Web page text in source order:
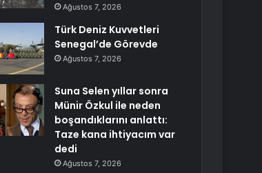
Ağustos 7, 2026
Türk Deniz Kuvvetleri
Senegal’de Görevde
Ağustos 7, 2026
Suna Selen yıllar sonra
Münir Özkul ile neden
boşandıklarını anlattı:
Taze kana ihtiyacım var
dedi
Ağustos 7, 2026